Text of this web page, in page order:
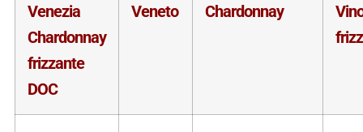
Venezia
Chardonnay
frizzante
DOC
Veneto Chardonnay